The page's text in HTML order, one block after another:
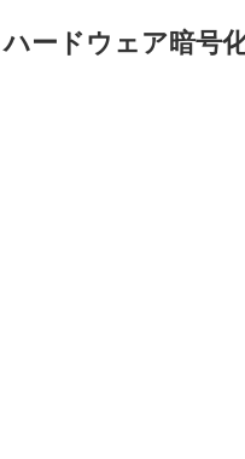
ハードウェア暗号